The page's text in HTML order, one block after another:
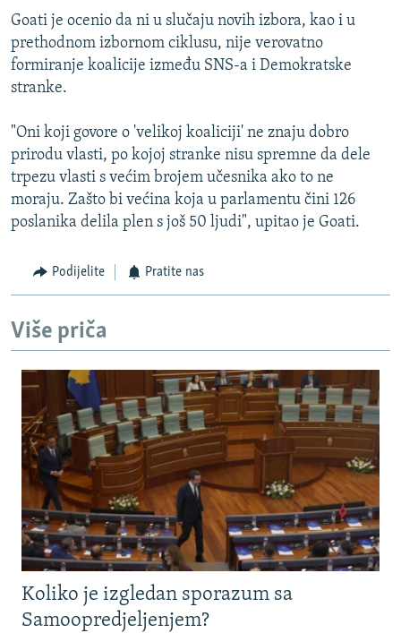
Goati je ocenio da ni u slučaju novih izbora, kao i u
prethodnom izbornom ciklusu, nije verovatno
formiranje koalicije između SNS-a i Demokratske
stranke.
"Oni koji govore o 'velikoj koaliciji' ne znaju dobro
prirodu vlasti, po kojoj stranke nisu spremne da dele
trpezu vlasti s većim brojem učesnika ako to ne
moraju. Zašto bi većina koja u parlamentu čini 126
poslanika delila plen s još 50 ljudi", upitao je Goati.
Podijelite Pratite nas
Više priča
Koliko je izgledan sporazum sa
Samoopredjeljenjem?